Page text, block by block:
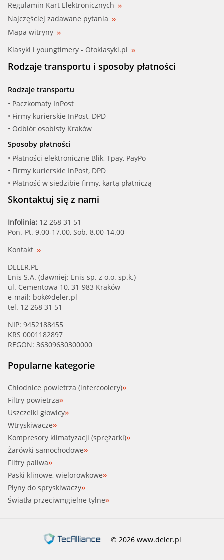
Regulamin Kart Elektronicznych
Najczęściej zadawane pytania
Mapa witryny
Klasyki i youngtimery - Otoklasyki.pl
Rodzaje transportu i sposoby płatności
Rodzaje transportu
• Paczkomaty InPost
• Firmy kurierskie InPost, DPD
• Odbiór osobisty Kraków
Sposoby płatności
• Płatności elektroniczne Blik, Tpay, PayPo
• Firmy kurierskie InPost, DPD
• Płatność w siedzibie firmy, kartą płatniczą
Skontaktuj się z nami
Infolinia: 12 268 31 51
Pon.-Pt. 9.00-17.00, Sob. 8.00-14.00
Kontakt
DELER.PL
Enis S.A. (dawniej: Enis sp. z o.o. sp.k.)
ul. Cementowa 10, 31-983 Kraków
e-mail: bok@deler.pl
tel. 12 268 31 51
NIP: 9452188455
KRS 0001182897
REGON: 36309630300000
Popularne kategorie
Chłodnice powietrza (intercoolery)
Filtry powietrza
Uszczelki głowicy
Wtryskiwacze
Kompresory klimatyzacji (sprężarki)
Żarówki samochodowe
Filtry paliwa
Paski klinowe, wielorowkowe
Płyny do spryskiwaczy
Światła przeciwmgielne tylne
© 2026 www.deler.pl